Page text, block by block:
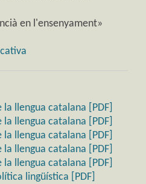
en l'ensenyament»
llengua catalana [PDF]
llengua catalana [PDF]
llengua catalana [PDF]
llengua catalana [PDF]
llengua catalana [PDF]
lingüística [PDF]